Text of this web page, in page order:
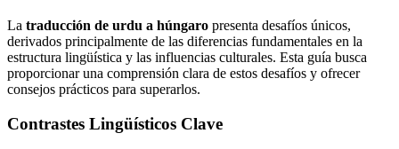
La traducción de urdu a húngaro presenta desafíos únicos,
derivados principalmente de las diferencias fundamentales en la
estructura lingüística y las influencias culturales. Esta guía busca
proporcionar una comprensión clara de estos desafíos y ofrecer
consejos prácticos para superarlos.
Contrastes Lingüísticos Clave